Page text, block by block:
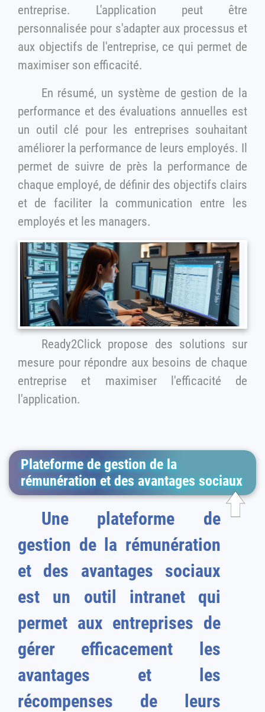
entreprise. L'application peut être
personnalisée pour s'adapter aux processus et
aux objectifs de l'entreprise, ce qui permet de
maximiser son efficacité.
En résumé, un système de gestion de la
performance et des évaluations annuelles est
un outil clé pour les entreprises souhaitant
améliorer la performance de leurs employés. Il
permet de suivre de près la performance de
chaque employé, de définir des objectifs clairs
et de faciliter la communication entre les
employés et les managers.
Ready2Click propose des solutions sur
mesure pour répondre aux besoins de chaque
entreprise et maximiser l'efficacité de
l'application.
Plateforme de gestion de la
rémunération et des avantages sociaux
Une plateforme de
gestion de la rémunération
et des avantages sociaux
est un outil intranet qui
permet aux entreprises de
gérer efficacement les
avantages et les
récompenses de leurs